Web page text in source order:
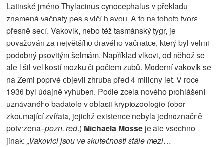
Latinské jméno Thylacinus cynocephalus v překladu
znamená vačnatý pes s vlčí hlavou. A to na tohoto tvora
přesně sedí. Vakovlk, nebo též tasmánský tygr, je
považován za největšího dravého vačnatce, který byl velmi
podobný psovitým šelmám. Například vlkovi, od něhož se
ale lišil velikostí mozku či počtem zubů. Moderní vakovlk se
na Zemi poprvé objevil zhruba před 4 miliony let. V roce
1936 byl údajně vyhuben. Podle zcela nového prohlášení
uznávaného badatele v oblasti kryptozoologie (obor
zkoumající zvířata, jejichž existence nebyla jednoznačně
potvrzena–pozn. red.) Michaela Mosse je ale všechno
jinak: „Vakovlci jsou ve skutečnosti stále mezi…